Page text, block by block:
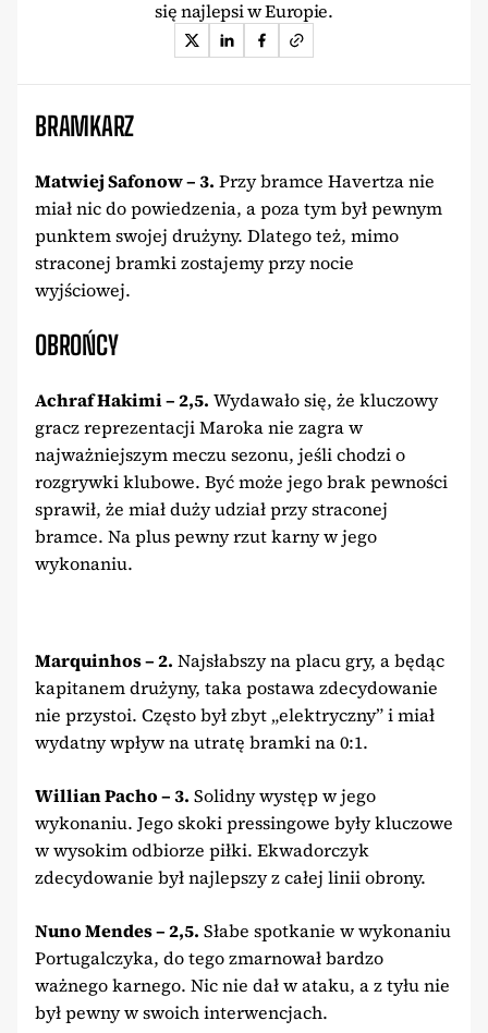
się najlepsi w Europie.
BRAMKARZ
Matwiej Safonow – 3. Przy bramce Havertza nie
miał nic do powiedzenia, a poza tym był pewnym
punktem swojej drużyny. Dlatego też, mimo
straconej bramki zostajemy przy nocie
wyjściowej.
OBROŃCY
Achraf Hakimi – 2,5. Wydawało się, że kluczowy
gracz reprezentacji Maroka nie zagra w
najważniejszym meczu sezonu, jeśli chodzi o
rozgrywki klubowe. Być może jego brak pewności
sprawił, że miał duży udział przy straconej
bramce. Na plus pewny rzut karny w jego
wykonaniu.
Marquinhos – 2. Najsłabszy na placu gry, a będąc
kapitanem drużyny, taka postawa zdecydowanie
nie przystoi. Często był zbyt „elektryczny” i miał
wydatny wpływ na utratę bramki na 0:1.
Willian Pacho – 3. Solidny występ w jego
wykonaniu. Jego skoki pressingowe były kluczowe
w wysokim odbiorze piłki. Ekwadorczyk
zdecydowanie był najlepszy z całej linii obrony.
Nuno Mendes – 2,5. Słabe spotkanie w wykonaniu
Portugalczyka, do tego zmarnował bardzo
ważnego karnego. Nic nie dał w ataku, a z tyłu nie
był pewny w swoich interwencjach.